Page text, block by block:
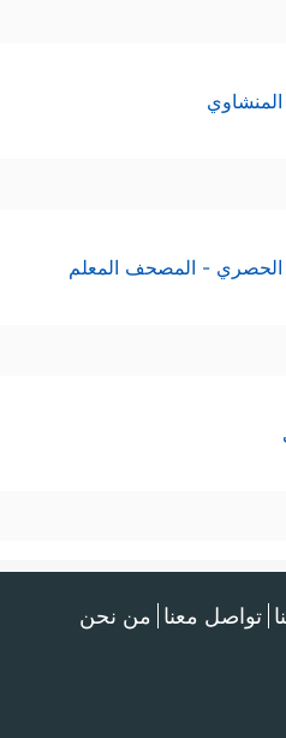
الحصري - المصحف المعلم
تواصل معنا من نحن